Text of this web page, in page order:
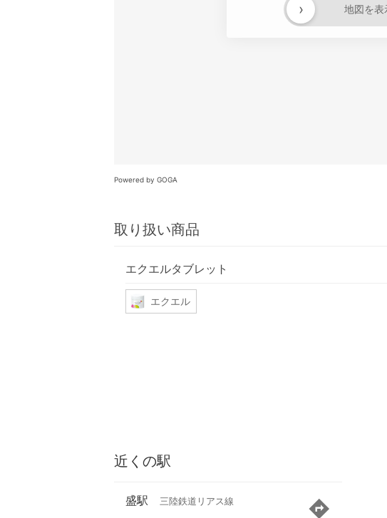
地図を表
›
Powered by GOGA
取り扱い商品
エクエルタブレット
エクエル
近くの駅
盛駅 三陸鉄道リアス線